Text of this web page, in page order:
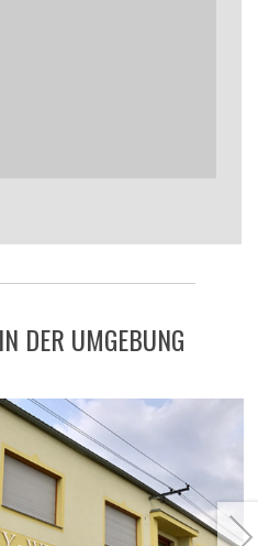
DER UMGEBUNG